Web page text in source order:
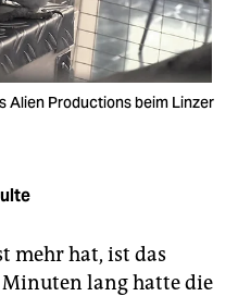
Alien Productions beim Linzer
mehr hat, ist das
Minuten lang hatte die